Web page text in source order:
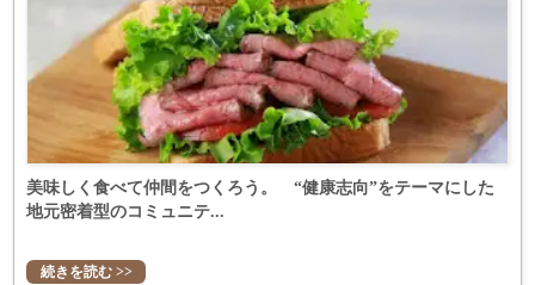
美味しく食べて仲間をつくろう。 “健康志向”をテーマにした
地元密着型のコミュニテ...
続きを読む >>